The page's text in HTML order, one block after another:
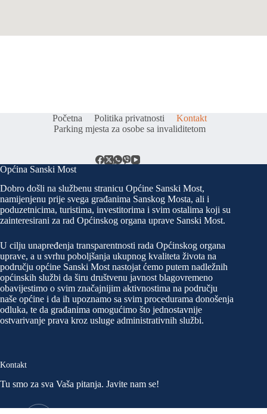
Početna Politika privatnosti
Kontakt
Parking mjesta za osobe sa invaliditetom
Općina Sanski Most
Dobro došli na službenu stranicu Općine Sanski Most,
namijenjenu prije svega građanima Sanskog Mosta, ali i
poduzetnicima, turistima, investitorima i svim ostalima koji su
zainteresirani za rad Općinskog organa uprave Sanski Most.
U cilju unapređenja transparentnosti rada Općinskog organa
uprave, a u svrhu poboljšanja ukupnog kvaliteta života na
području općine Sanski Most nastojat ćemo putem nadležnih
općinskih službi da širu društvenu javnost blagovremeno
obavijestimo o svim značajnijim aktivnostima na području
naše općine i da ih upoznamo sa svim procedurama donošenja
odluka, te da građanima omogućimo što jednostavnije
ostvarivanje prava kroz usluge administrativnih službi.
Kontakt
Tu smo za sva Vaša pitanja. Javite nam se!